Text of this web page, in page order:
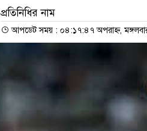
প্রতিনিধির নাম
আপডেট সময় : ০৪:১৭:৪৭ অপরাহ্ন,